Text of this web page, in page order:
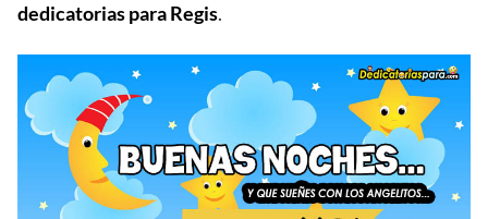
dedicatorias para Regis.